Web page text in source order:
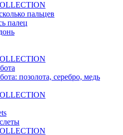
пальцев
палец
позолота, серебро, медь